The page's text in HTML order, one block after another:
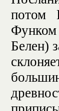
потом
Белен)